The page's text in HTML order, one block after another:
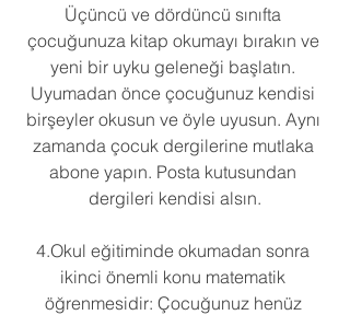
Üçüncü ve dördüncü sınıfta
çocuğunuza kitap okumayı bırakın ve
yeni bir uyku geleneği başlatın.
Uyumadan önce çocuğunuz kendisi
birşeyler okusun ve öyle uyusun. Aynı
zamanda çocuk dergilerine mutlaka
abone yapın. Posta kutusundan
dergileri kendisi alsın.
4.Okul eğitiminde okumadan sonra
ikinci önemli konu matematik
öğrenmesidir: Çocuğunuz henüz